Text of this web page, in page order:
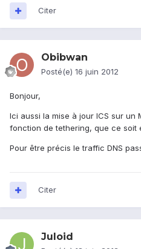
Citer
Obibwan
Posté(e) 16 juin 2012
Bonjour,
Ici aussi la mise à jour ICS sur un
fonction de tethering, que ce soit
Pour être précis le traffic DNS
Citer
Juloid